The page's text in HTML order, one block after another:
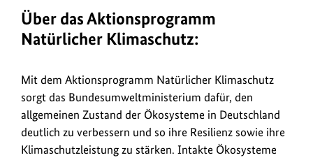
Über das Aktionsprogramm
Natürlicher Klimaschutz:
Mit dem Aktionsprogramm Natürlicher Klimaschutz
sorgt das Bundesumweltministerium dafür, den
allgemeinen Zustand der Ökosysteme in Deutschland
deutlich zu verbessern und so ihre Resilienz sowie ihre
Klimaschutzleistung zu stärken. Intakte Ökosysteme